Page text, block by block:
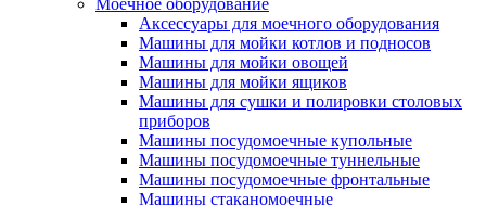
Моечное оборудование
Аксессуары для моечного оборудования
Машины для мойки котлов и подносов
Машины для мойки овощей
Машины для мойки ящиков
Машины для сушки и полировки столовых
приборов
Машины посудомоечные купольные
Машины посудомоечные туннельные
Машины посудомоечные фронтальные
Машины стаканомоечные